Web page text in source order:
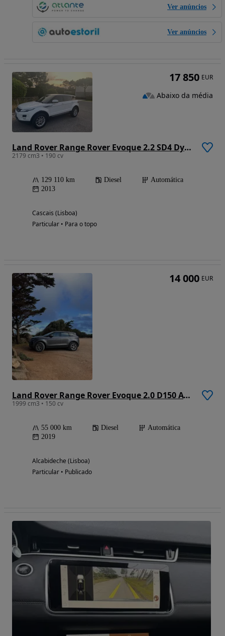
Ver anúncios
Ver anúncios
Land Rover Range Rover Evoque 2.2 SD4 Dynamic Auto
2179 cm3 • 190 cv
129 110 km Diesel
Automática
2013
Cascais (Lisboa)
Particular • Para o topo
17 850 EUR
Abaixo da média
Land Rover Range Rover Evoque 2.0 D150 AWD S Auto
1999 cm3 • 150 cv
55 000 km Diesel
Automática
2019
Alcabideche (Lisboa)
Particular • Publicado
14 000 EUR